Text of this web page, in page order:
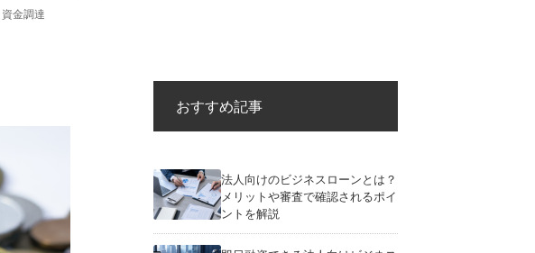
資金調達
おすすめ記事
法人向けのビジネスローンとは？
メリットや審査で確認されるポイ
ントを解説